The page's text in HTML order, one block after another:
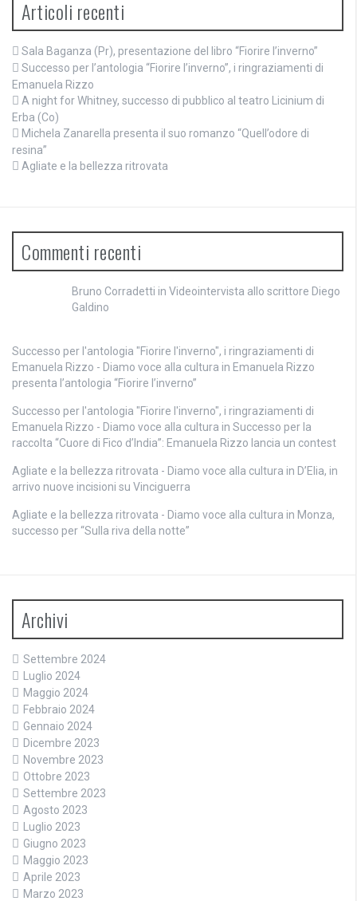
Articoli recenti
Sala Baganza (Pr), presentazione del libro “Fiorire l’inverno”
Successo per l’antologia “Fiorire l’inverno”, i ringraziamenti di
Emanuela Rizzo
A night for Whitney, successo di pubblico al teatro Licinium di
Erba (Co)
Michela Zanarella presenta il suo romanzo “Quell’odore di
resina”
Agliate e la bellezza ritrovata
Commenti recenti
Bruno Corradetti in Videointervista allo scrittore Diego
Galdino
Successo per l'antologia "Fiorire l'inverno", i ringraziamenti di
Emanuela Rizzo - Diamo voce alla cultura in Emanuela Rizzo
presenta l’antologia “Fiorire l’inverno”
Successo per l'antologia "Fiorire l'inverno", i ringraziamenti di
Emanuela Rizzo - Diamo voce alla cultura in Successo per la
raccolta “Cuore di Fico d’India”: Emanuela Rizzo lancia un contest
Agliate e la bellezza ritrovata - Diamo voce alla cultura in D’Elia, in
arrivo nuove incisioni su Vinciguerra
Agliate e la bellezza ritrovata - Diamo voce alla cultura in Monza,
successo per “Sulla riva della notte”
Archivi
Settembre 2024
Luglio 2024
Maggio 2024
Febbraio 2024
Gennaio 2024
Dicembre 2023
Novembre 2023
Ottobre 2023
Settembre 2023
Agosto 2023
Luglio 2023
Giugno 2023
Maggio 2023
Aprile 2023
Marzo 2023